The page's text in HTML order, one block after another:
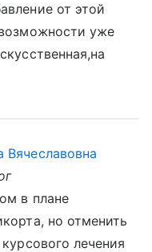
от этой
уже
Вячеславовна
в плане
но отменить
лечения